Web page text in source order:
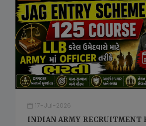
17-Jul-2026
INDIAN ARMY RECRUITMENT